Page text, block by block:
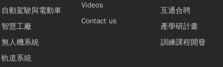
自動駕駛與電動車
智慧工廠
無人機系統
軌道系統
Videos
Contact us
互通合聘
產學研計畫
訓練課程開發